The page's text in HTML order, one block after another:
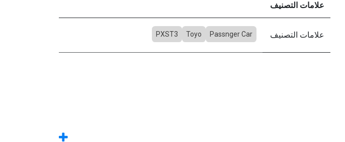
علامات التصنيف
علامات التصنيف Passnger Car
Toyo
PXST3